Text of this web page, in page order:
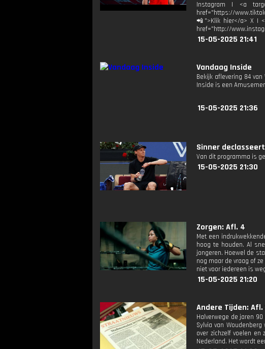
Instagram | <a
href="https://
📲">Klik hier</a> X |
href="http://
15-05-2025 21:41
Vandaag Inside
Bekijk aflevering 84
Inside is een
15-05-2025 21:36
Sinner
Van dit programma is
15-05-2025 21:30
Zorgen: Afl. 4
Met een
hoog te houden. Al
jongeren. Hoewel de
nog maar de vraag of
niet voor iedereen is
15-05-2025 21:20
Andere Tijden: Afl.
Halverwege de jaren
Sylvia van
over zichzelf voelen
Nederland. Het wordt